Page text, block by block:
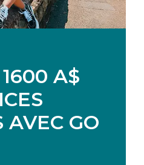
1600 A$
AVEC GO